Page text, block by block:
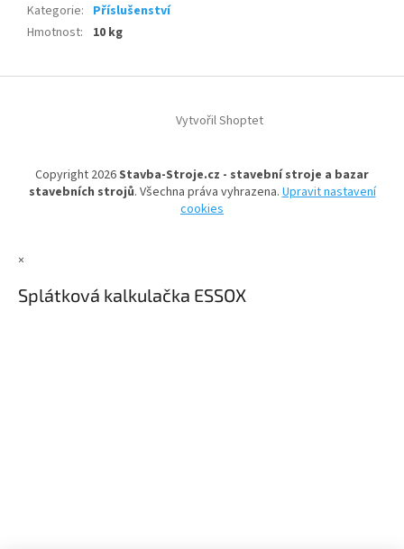
Kategorie: Příslušenství
Hmotnost: 10 kg
Vytvořil Shoptet
Copyright 2026Stavba-Stroje.cz - stavební stroje a bazar
stavebních strojů. Všechna práva vyhrazena.Upravit nastavení
cookies
×
Splátková kalkulačka ESSOX